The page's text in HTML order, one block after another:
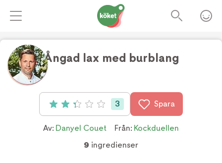
Ångad lax med burblang
Betyg: 2.3 av 5 (3 röster)
3 Spara
Av: Danyel Couet Från: Kockduellen
9 ingredienser